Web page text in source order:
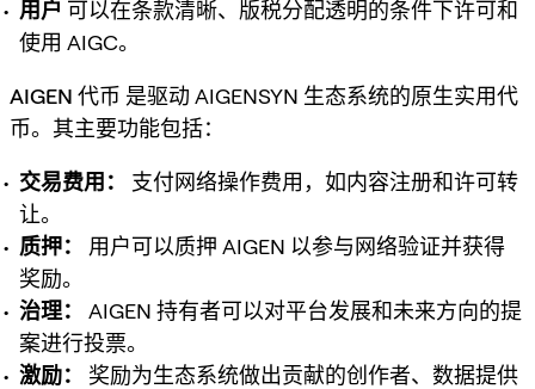
用户 可以在条款清晰、版税分配透明的条件下许可和
使用 AIGC。
AIGEN 代币 是驱动 AIGENSYN 生态系统的原生实用代
币。其主要功能包括：
交易费用：
支付网络操作费用，如内容注册和许可转
让。
质押：
用户可以质押 AIGEN 以参与网络验证并获得
奖励。
治理：
AIGEN 持有者可以对平台发展和未来方向的提
案进行投票。
激励：
奖励为生态系统做出贡献的创作者、数据提供